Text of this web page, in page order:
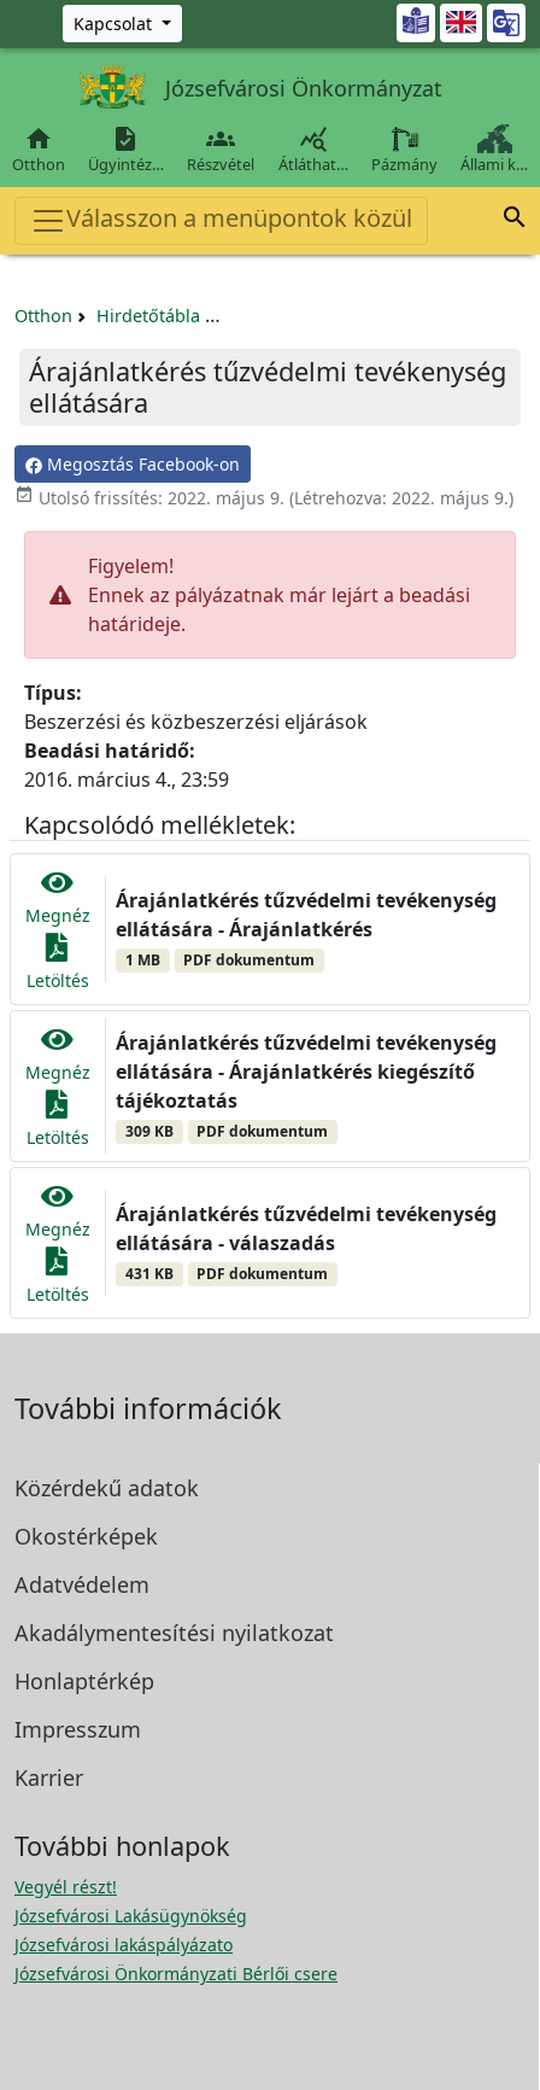
Ugrás a fő tartalomra
Kapcsolat 
Józsefvárosi Önkormányzat

Otthon

Ügyintéz…

Részvétel

Átláthat… Pázmány Állami k…
Válasszon a menüpontok közül 
Otthon Hirdetőtábla
Árajánlatkérés tűzvédelmi tevékenység
ellátására
Megosztás Facebook-on
 Utolsó frissítés: 2022. május 9. (Létrehozva: 2022. május 9.)
Figyelem!
Ennek az pályázatnak már lejárt a beadási
határideje.
Típus:
Beszerzési és közbeszerzési eljárások
Beadási határidő:
2016. március 4., 23:59
Kapcsolódó mellékletek:
Megnéz
Letöltés
Árajánlatkérés tűzvédelmi tevékenység
ellátására - Árajánlatkérés
1 MB PDF dokumentum
Megnéz
Letöltés
Árajánlatkérés tűzvédelmi tevékenység
ellátására - Árajánlatkérés kiegészítő
tájékoztatás
309 KB PDF dokumentum
Megnéz
Letöltés
Árajánlatkérés tűzvédelmi tevékenység
ellátására - válaszadás
431 KB PDF dokumentum
További információk
Közérdekű adatok
Okostérképek
Adatvédelem
Akadálymentesítési nyilatkozat
Honlaptérkép
Impresszum
Karrier
További honlapok
Vegyél részt!
Józsefvárosi Lakásügynökség
Józsefvárosi lakáspályázato
Józsefvárosi Önkormányzati Bérlői csere